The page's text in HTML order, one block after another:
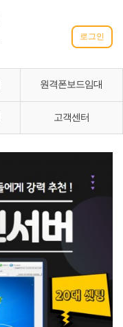
로그인
원격폰보드임대
고객센터